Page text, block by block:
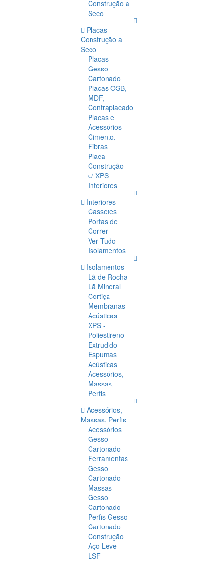
Construção a
Seco
Placas
Construção a
Seco
Placas
Gesso
Cartonado
Placas OSB,
MDF,
Contraplacado
Placas e
Acessórios
Cimento,
Fibras
Placa
Construção
c/ XPS
Interiores
Interiores
Cassetes
Portas de
Correr
Ver Tudo
Isolamentos
Isolamentos
Lã de Rocha
Lã Mineral
Cortiça
Membranas
Acústicas
XPS -
Poliestireno
Extrudido
Espumas
Acústicas
Acessórios,
Massas,
Perfis
Acessórios,
Massas, Perfis
Acessórios
Gesso
Cartonado
Ferramentas
Gesso
Cartonado
Massas
Gesso
Cartonado
Perfis Gesso
Cartonado
Construção
Aço Leve -
LSF